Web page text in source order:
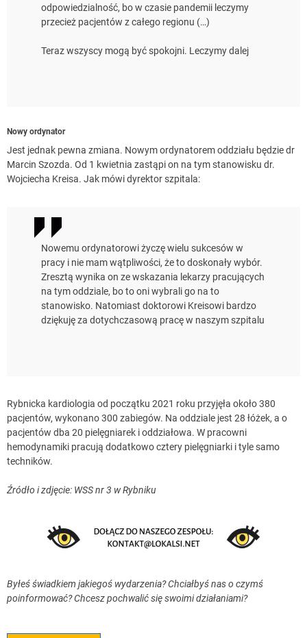
odpowiedzialność, bo w czasie pandemii leczymy
przecież pacjentów z całego regionu (…)
Teraz wszyscy mogą być spokojni. Leczymy dalej
Nowy ordynator
Jest jednak pewna zmiana. Nowym ordynatorem oddziału będzie dr
Marcin Szozda. Od 1 kwietnia zastąpi on na tym stanowisku dr.
Wojciecha Kreisa. Jak mówi dyrektor szpitala:
Nowemu ordynatorowi życzę wielu sukcesów w
pracy i nie mam wątpliwości, że to doskonały wybór.
Zresztą wynika on ze wskazania lekarzy pracujących
na tym oddziale, bo to oni wybrali go na to
stanowisko. Natomiast doktorowi Kreisowi bardzo
dziękuję za dotychczasową pracę w naszym szpitalu
Rybnicka kardiologia od początku 2021 roku przyjęła około 380
pacjentów, wykonano 300 zabiegów. Na oddziale jest 28 łóżek, a o
pacjentów dba 20 pielęgniarek i oddziałowa. W pracowni
hemodynamiki pracują dodatkowo cztery pielęgniarki i tyle samo
techników.
Źródło i zdjęcie: WSS nr 3 w Rybniku
Byłeś świadkiem jakiegoś wydarzenia? Chciałbyś nas o czymś
poinformować? Chcesz pochwalić się swoimi działaniami?